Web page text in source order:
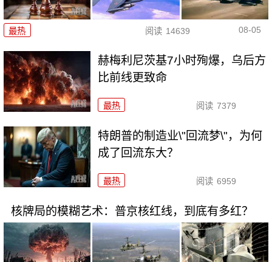
最热 阅读 14639 08-05
赫梅利尼茨基7小时殉爆，乌后方
比前线更致命
最热 阅读 7379
特朗普的制造业\"回流梦\"，为何
成了回流东大？
最热 阅读 6959
核牌局的模糊艺术：普京核红线，到底有多红？